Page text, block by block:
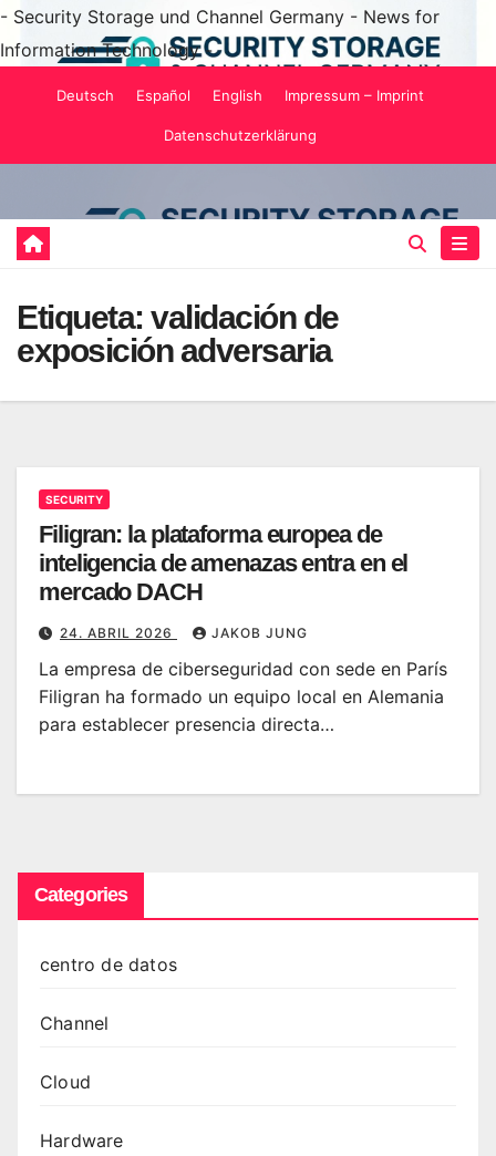
- Security Storage und Channel Germany - News for
Information Technology -
Deutsch Español English Impressum – Imprint
Datenschutzerklärung
Etiqueta: validación de
exposición adversaria
SECURITY
Filigran: la plataforma europea de
inteligencia de amenazas entra en el
mercado DACH
24. ABRIL 2026 JAKOB JUNG
La empresa de ciberseguridad con sede en París
Filigran ha formado un equipo local en Alemania
para establecer presencia directa…
Categories
centro de datos
Channel
Cloud
Hardware